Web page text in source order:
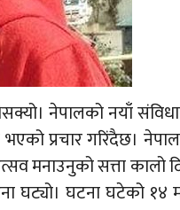
नेपालको नयाँ
भएको प्रचार गरिंदैछ।
मनाउनुको सत्ता
घट्यो। घटना घटेको